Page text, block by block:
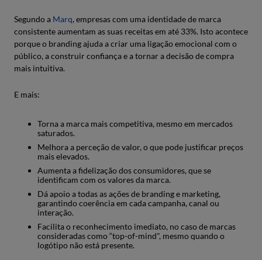
Segundo a Marq, empresas com uma identidade de marca
consistente aumentam as suas receitas em até 33%. Isto acontece
porque o branding ajuda a criar uma ligação emocional com o
público, a construir confiança e a tornar a decisão de compra
mais intuitiva.
E mais:
Torna a marca mais competitiva, mesmo em mercados
saturados.
Melhora a perceção de valor, o que pode justificar preços
mais elevados.
Aumenta a fidelização dos consumidores, que se
identificam com os valores da marca.
Dá apoio a todas as ações de branding e marketing,
garantindo coerência em cada campanha, canal ou
interação.
Facilita o reconhecimento imediato, no caso de marcas
consideradas como “top-of-mind", mesmo quando o
logótipo não está presente.